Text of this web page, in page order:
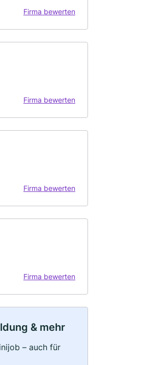
Firma bewerten
Firma bewerten
Firma bewerten
Firma bewerten
& mehr
– auch für